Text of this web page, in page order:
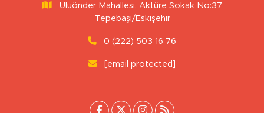
Uluönder Mahallesi, Aktüre Sokak No:37
Tepebaşı/Eskişehir
0 (222) 503 16 76
[email protected]